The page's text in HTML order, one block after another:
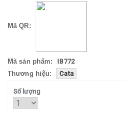
Mã QR:
Mã sản phẩm:
IB772
Thương hiệu:
Cata
Số lượng